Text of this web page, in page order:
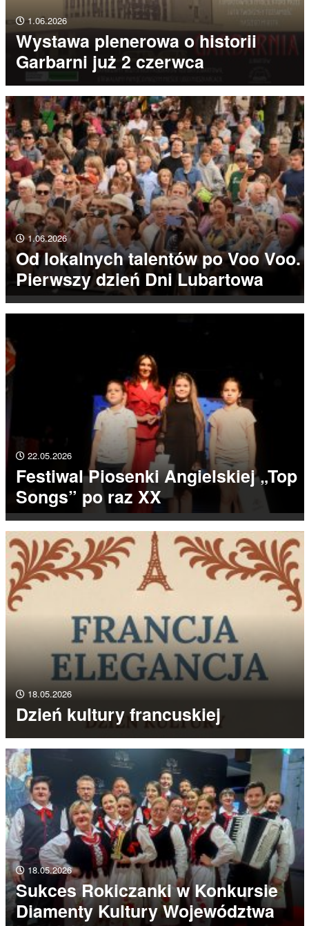
1.06.2026
Wystawa plenerowa o historii
Garbarni już 2 czerwca
1.06.2026
Od lokalnych talentów po Voo Voo.
Pierwszy dzień Dni Lubartowa
22.05.2026
Festiwal Piosenki Angielskiej „Top
Songs” po raz XX
18.05.2026
Dzień kultury francuskiej
18.05.2026
Sukces Rokiczanki w Konkursie
Diamenty Kultury Województwa